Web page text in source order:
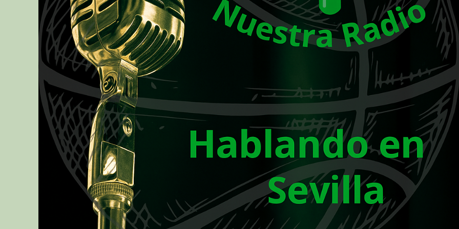
La entrevista bTactic
La entrevista bTactic
mayo 7, 2026
0
Nos hacemos mayores. Vamos creciendo. Tanto así
que el próximo 20 de mayo celebramos nuestro
cuarto cumpleaños. Y todo crecimiento conlleva
sus cambios. Cambio que...
Leer más